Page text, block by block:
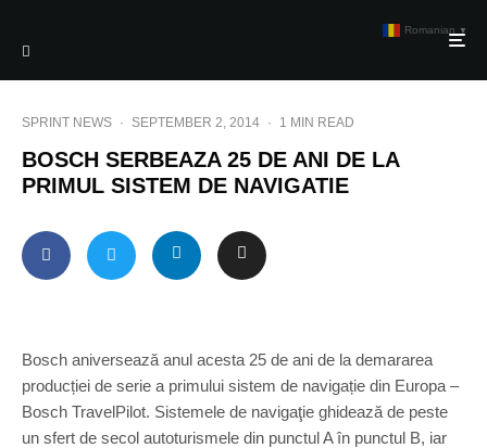
SPRINT NEWS · SEPTEMBER 2, 2014 · 1 MIN READ
BOSCH SERBEAZA 25 DE ANI DE LA
PRIMUL SISTEM DE NAVIGATIE
Bosch aniversează anul acesta 25 de ani de la demararea
producției de serie a primului sistem de navigație din Europa –
Bosch TravelPilot. Sistemele de navigaţie ghidează de peste
un sfert de secol autoturismele din punctul A în punctul B, iar
Romanian ▼